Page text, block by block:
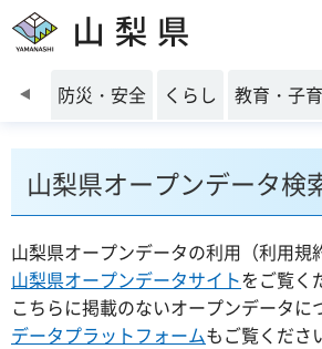
山梨県
前のスライドを表示
防災・安全 くらし 教育・子
山梨県オープンデータ検
山梨県オープンデータの利用（利用規
山梨県オープンデータサイトをご覧く
こちらに掲載のないオープンデータに
データプラットフォームもご覧くださ